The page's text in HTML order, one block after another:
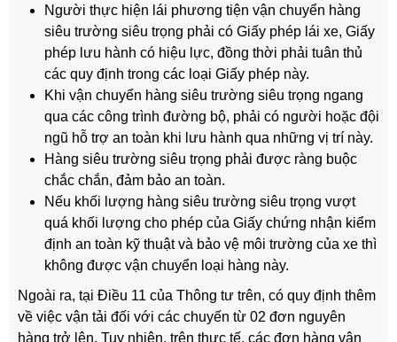
Người thực hiện lái phương tiện vận chuyển hàng
siêu trường siêu trọng phải có Giấy phép lái xe, Giấy
phép lưu hành có hiệu lực, đồng thời phải tuân thủ
các quy định trong các loại Giấy phép này.
Khi vận chuyển hàng siêu trường siêu trọng ngang
qua các công trình đường bộ, phải có người hoặc đội
ngũ hỗ trợ an toàn khi lưu hành qua những vị trí này.
Hàng siêu trường siêu trọng phải được ràng buộc
chắc chắn, đảm bảo an toàn.
Nếu khối lượng hàng siêu trường siêu trọng vượt
quá khối lượng cho phép của Giấy chứng nhận kiểm
định an toàn kỹ thuật và bảo vệ môi trường của xe thì
không được vận chuyển loại hàng này.
Ngoài ra, tại Điều 11 của Thông tư trên, có quy định thêm
về việc vận tải đối với các chuyến từ 02 đơn nguyên
hàng trở lên. Tuy nhiên, trên thực tế, các đơn hàng vận